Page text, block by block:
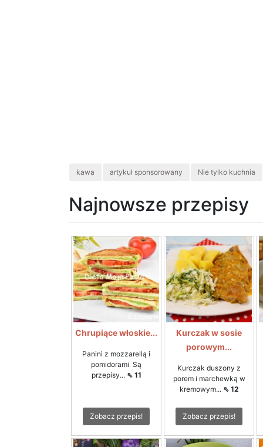
kawa artykuł sponsorowany Nie tylko kuchnia
Najnowsze przepisy
Chrupiące włoskie...
Panini z mozzarellą i
pomidorami Są
przepisy... ⇖ 11
Zobacz przepis!
Kurczak w sosie
porowym...
Kurczak duszony z
porem i marchewką w
kremowym... ⇖ 12
Zobacz przepis!